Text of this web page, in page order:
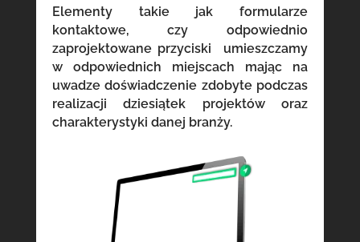
Elementy takie jak formularze
kontaktowe, czy odpowiednio
zaprojektowane przyciski umieszczamy
w odpowiednich miejscach mając na
uwadze doświadczenie zdobyte podczas
realizacji dziesiątek projektów oraz
charakterystyki danej branży.